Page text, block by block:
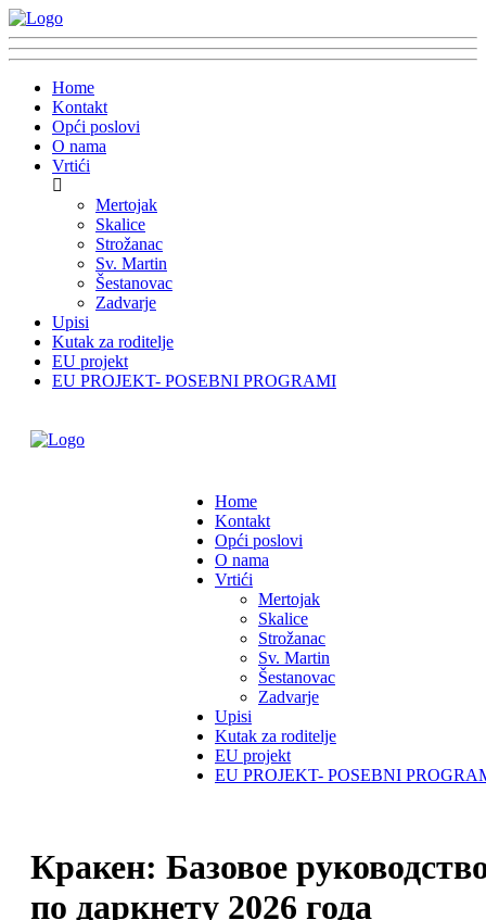
Home
Kontakt
Opći poslovi
O nama
Vrtići
Mertojak
Skalice
Strožanac
Sv. Martin
Šestanovac
Zadvarje
Upisi
Kutak za roditelje
EU projekt
EU PROJEKT- POSEBNI PROGRAMI
Home
Kontakt
Opći poslovi
O nama
Vrtići
Mertojak
Skalice
Strožanac
Sv. Martin
Šestanovac
Zadvarje
Upisi
Kutak za roditelje
EU projekt
EU PROJEKT- POSEBNI
Кракен: Базовое
по даркнету 2026 года